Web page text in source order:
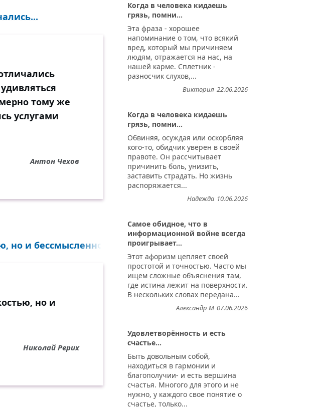
тому же
услугами
Антон Чехов
но и бессмысленностью...
но и
Николай Рерих
Когда в человека кидаешь
грязь, помни...
Эта фраза - хорошее
напоминание о том, что всякий
вред, который мы причиняем
людям, отражается на нас, на
нашей карме. Сплетник -
разносчик слухов,...
22.06.2026
Виктория
Когда в человека кидаешь
грязь, помни...
Обвиняя, осуждая или оскорбляя
кого-то, обидчик уверен в своей
правоте. Он рассчитывает
причинить боль, унизить,
заставить страдать. Но жизнь
распоряжается...
10.06.2026
Надежда
Самое обидное, что в
информационной войне всегда
проигрывает...
Этот афоризм цепляет своей
простотой и точностью. Часто мы
ищем сложные объяснения там,
где истина лежит на поверхности.
В нескольких словах передана...
07.06.2026
Александр М
Удовлетворённость и есть
счастье...
Быть довольным собой,
находиться в гармонии и
благополучии- и есть вершина
счастья. Многого для этого и не
нужно, у каждого свое понятие о
счастье, только...